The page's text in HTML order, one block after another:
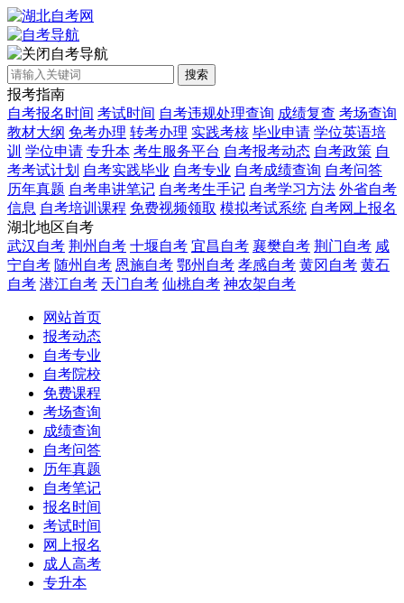
自考导航
搜索
报考指南
自考报名时间 考试时间 自考违规处理查询 成绩复查 考场查询
教材大纲 免考办理 转考办理 实践考核 毕业申请 学位英语培
训 学位申请 专升本 考生服务平台 自考报考动态 自考政策 自
考考试计划 自考实践毕业 自考专业 自考成绩查询 自考问答
历年真题 自考串讲笔记 自考考生手记 自考学习方法 外省自考
信息 自考培训课程 免费视频领取 模拟考试系统 自考网上报名
湖北地区自考
武汉自考 荆州自考 十堰自考 宜昌自考 襄樊自考 荆门自考 咸
宁自考 随州自考 恩施自考 鄂州自考 孝感自考 黄冈自考 黄石
自考 潜江自考 天门自考 仙桃自考 神农架自考
网站首页
报考动态
自考专业
自考院校
免费课程
考场查询
成绩查询
自考问答
历年真题
自考笔记
报名时间
考试时间
网上报名
成人高考
专升本